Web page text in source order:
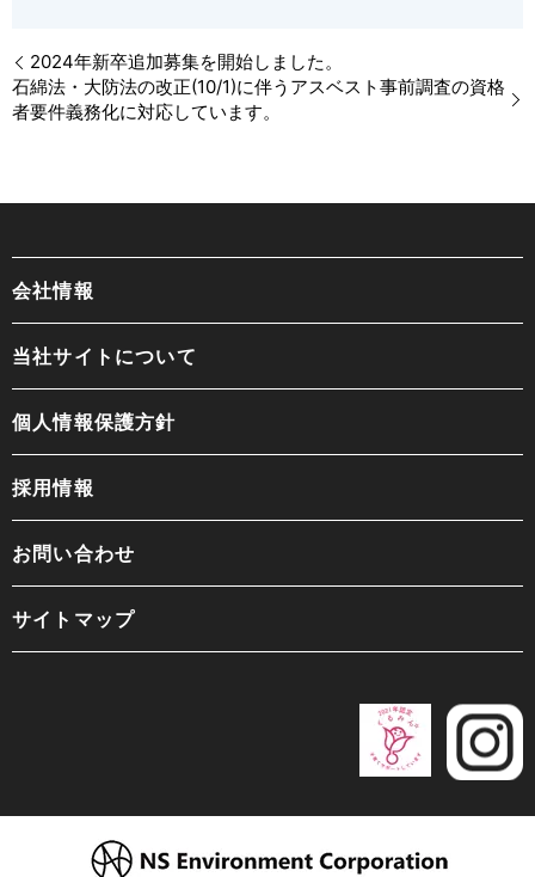
2024年新卒追加募集を開始しました。
石綿法・大防法の改正(10/1)に伴うアスベスト事前調査の資格
者要件義務化に対応しています。
会社情報
当社サイトについて
個人情報保護方針
採用情報
お問い合わせ
サイトマップ